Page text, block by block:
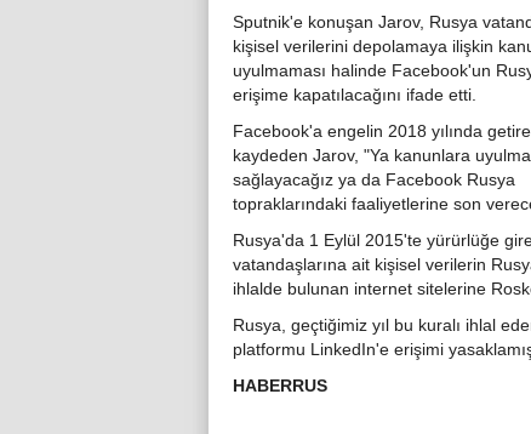
Sputnik'e konuşan Jarov, Rusya
kişisel verilerini depolamaya ilişkin
uyulmaması halinde Facebook'un
erişime kapatılacağını ifade etti.
Facebook'a engelin 2018 yılında
kaydeden Jarov, "Ya kanunlara
sağlayacağız ya da Facebook Rusya
topraklarındaki faaliyetlerine son
Rusya'da 1 Eylül 2015'te yürürlüğe
vatandaşlarına ait kişisel verilerin
ihlalde bulunan internet sitelerine
Rusya, geçtiğimiz yıl bu kuralı ihlal
platformu LinkedIn'e erişimi
HABERRUS